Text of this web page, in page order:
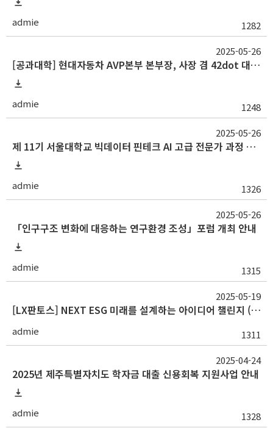
admie 1282
[공과대학] 현대자동차 AVP본부 본부장, 사장 겸 42dot 대표 송창현 사장 초청 특별 세미나
admie 1248
2025-05-26
제 11기 서울대학교 빅데이터 핀테크 AI 고급 전문가 과정 모집 홍보
admie 1326
2025-05-26
「인구구조 변화에 대응하는 연구환경 조성」포럼 개최 안내
admie 1315
2025-05-26
[LX판토스] NEXT ESG 미래를 설계하는 아이디어 챌린지 (5/19~6/29
admie 1311
2025-05-19
2025년 제주특별자치도 학자금 대출 신용회복 지원사업 안내
admie 1328
2025-04-24